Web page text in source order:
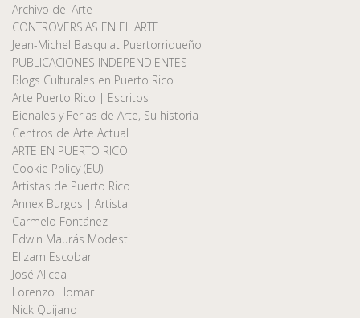
Archivo del Arte
CONTROVERSIAS EN EL ARTE
Jean-Michel Basquiat Puertorriqueño
PUBLICACIONES INDEPENDIENTES
Blogs Culturales en Puerto Rico
Arte Puerto Rico | Escritos
Bienales y Ferias de Arte, Su historia
Centros de Arte Actual
ARTE EN PUERTO RICO
Cookie Policy (EU)
Artistas de Puerto Rico
Annex Burgos | Artista
Carmelo Fontánez
Edwin Maurás Modesti
Elizam Escobar
José Alicea
Lorenzo Homar
Nick Quijano